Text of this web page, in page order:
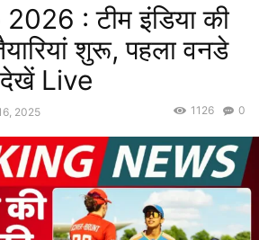
: टीम इंडिया की
शुरू, पहला वनडे
Live
2025 0
1126